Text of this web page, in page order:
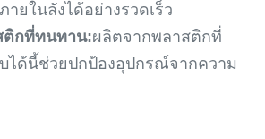
ยในลังได้อย่างรวดเร็ว
ติกที่ทนทาน:ผลิตจากพลาสติกที่
ได้นี้ช่วยปกป้องอุปกรณ์จากความ